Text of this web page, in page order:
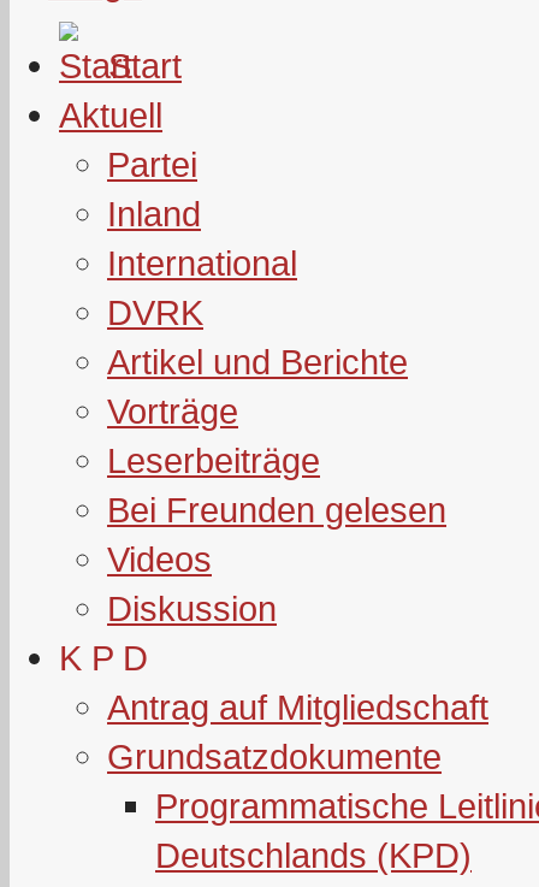
Start
Aktuell
Partei
Inland
International
DVRK
Artikel und Berichte
Vorträge
Leserbeiträge
Bei Freunden gelesen
Videos
Diskussion
K P D
Antrag auf Mitgliedschaft
Grundsatzdokumente
Programmatische
Deutschlands (KPD)